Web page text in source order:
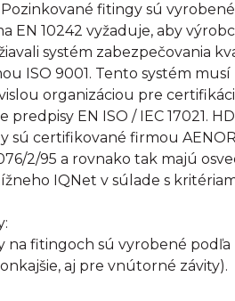
Pozinkované fitingy sú vyrobené
EN 10242 vyžaduje, aby
systém zabezpečovania
ISO 9001. Tento systém
organizáciou pre
predpisy EN ISO / IEC 17021.
sú certifikované firmou
2/95 a rovnako tak majú
IQNet v súlade s
na fitingoch sú vyrobené podľa
aj pre vnútorné závity).